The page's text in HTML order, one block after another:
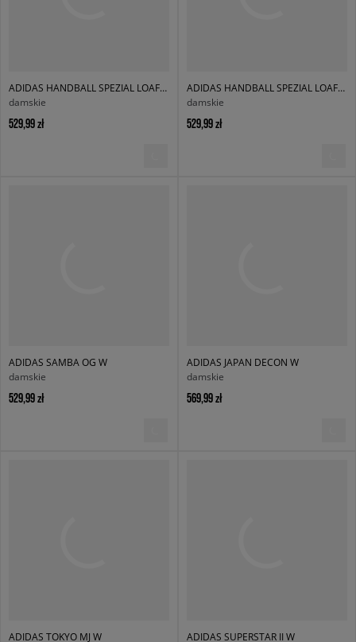
ADIDAS HANDBALL SPEZIAL LOAFER W
damskie
529,99 zł
ADIDAS HANDBALL SPEZIAL LOAFER W
damskie
529,99 zł
ADIDAS SAMBA OG W
damskie
529,99 zł
ADIDAS JAPAN DECON W
damskie
569,99 zł
ADIDAS TOKYO MJ W ADIDAS SUPERSTAR II W